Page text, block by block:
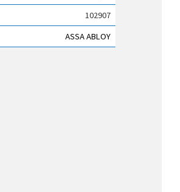
102907
ASSA ABLOY